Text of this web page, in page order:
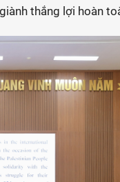
thắng lợi hoàn